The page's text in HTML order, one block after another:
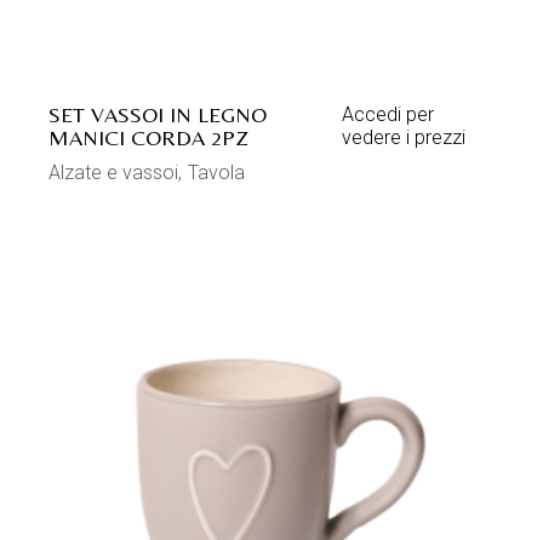
SET VASSOI IN LEGNO
MANICI CORDA 2PZ
Accedi per
vedere i prezzi
Alzate e vassoi Tavola